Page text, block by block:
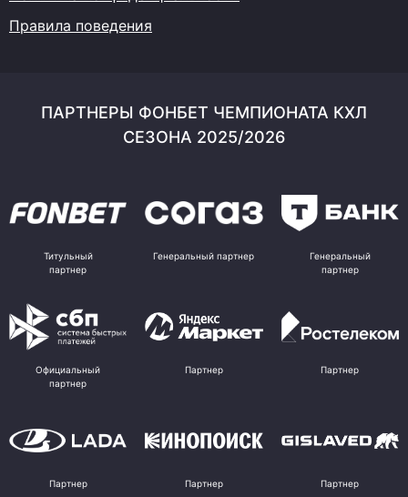
Правила поведения
ПАРТНЕРЫ ФОНБЕТ ЧЕМПИОНАТА КХЛ
СЕЗОНА 2025/2026
Титульный
партнер
Генеральный партнер
Генеральный
партнер
Официальный
партнер
Партнер Партнер
Партнер Партнер Партнер